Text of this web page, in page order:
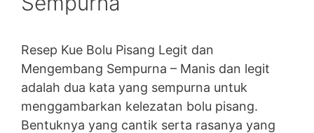
Resep Kue Bolu Pisang Legit dan
Mengembang Sempurna – Manis dan legit
adalah dua kata yang sempurna untuk
menggambarkan kelezatan bolu pisang.
Bentuknya yang cantik serta rasanya yang